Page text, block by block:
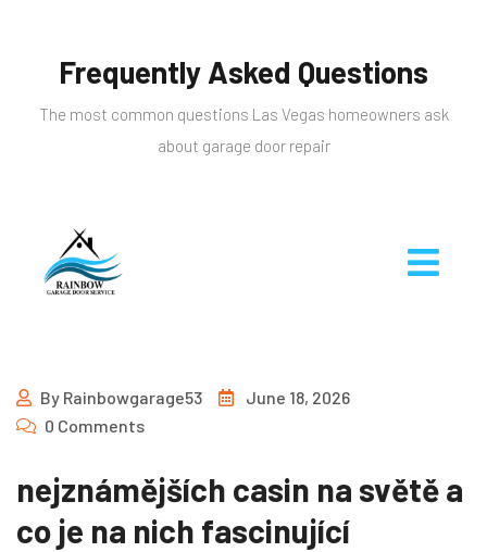
Frequently Asked Questions
The most common questions Las Vegas homeowners ask
about garage door repair
By Rainbowgarage53
June 18, 2026
0 Comments
nejznámějších casin na světě a
co je na nich fascinující